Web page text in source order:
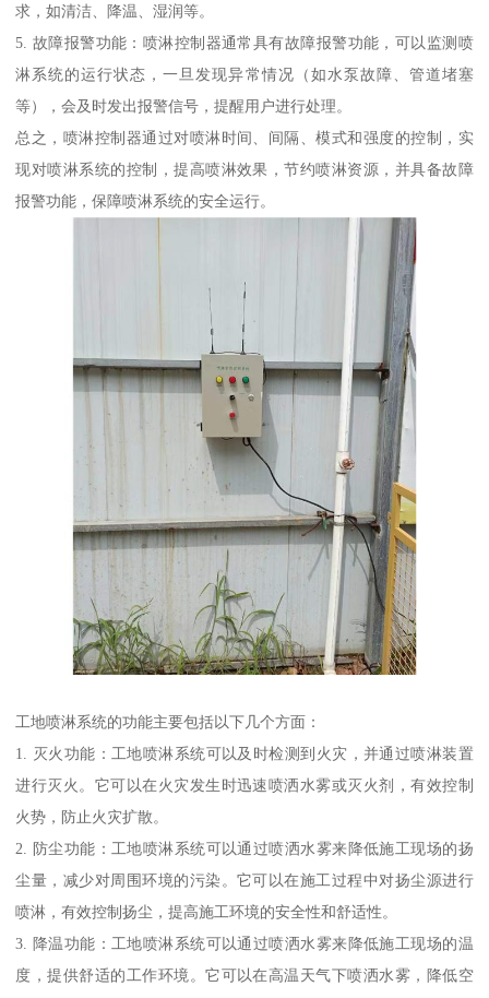
求，如清洁、降温、湿润等。
5. 故障报警功能：喷淋控制器通常具有故障报警功能，可以监测喷
淋系统的运行状态，一旦发现异常情况（如水泵故障、管道堵塞
等），会及时发出报警信号，提醒用户进行处理。
总之，喷淋控制器通过对喷淋时间、间隔、模式和强度的控制，实
现对喷淋系统的控制，提高喷淋效果，节约喷淋资源，并具备故障
报警功能，保障喷淋系统的安全运行。
工地喷淋系统的功能主要包括以下几个方面：
1. 灭火功能：工地喷淋系统可以及时检测到火灾，并通过喷淋装置
进行灭火。它可以在火灾发生时迅速喷洒水雾或灭火剂，有效控制
火势，防止火灾扩散。
2. 防尘功能：工地喷淋系统可以通过喷洒水雾来降低施工现场的扬
尘量，减少对周围环境的污染。它可以在施工过程中对扬尘源进行
喷淋，有效控制扬尘，提高施工环境的安全性和舒适性。
3. 降温功能：工地喷淋系统可以通过喷洒水雾来降低施工现场的温
度，提供舒适的工作环境。它可以在高温天气下喷洒水雾，降低空